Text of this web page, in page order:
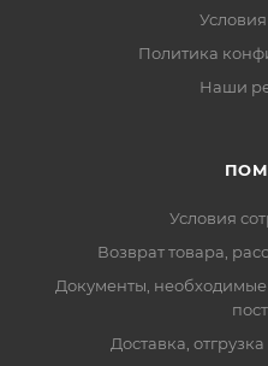
Политика
Наши
Условия
Возврат товара,
Документы,
Доставка,